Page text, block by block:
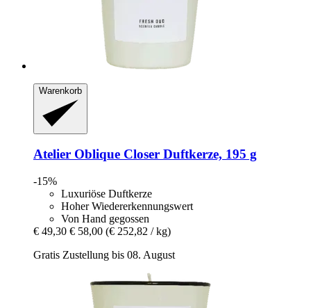
Warenkorb
Atelier Oblique Closer Duftkerze, 195 g
-15%
Luxuriöse Duftkerze
Hoher Wiedererkennungswert
Von Hand gegossen
€ 49,30 € 58,00 (€ 252,82 / kg)
Gratis Zustellung bis 08. August